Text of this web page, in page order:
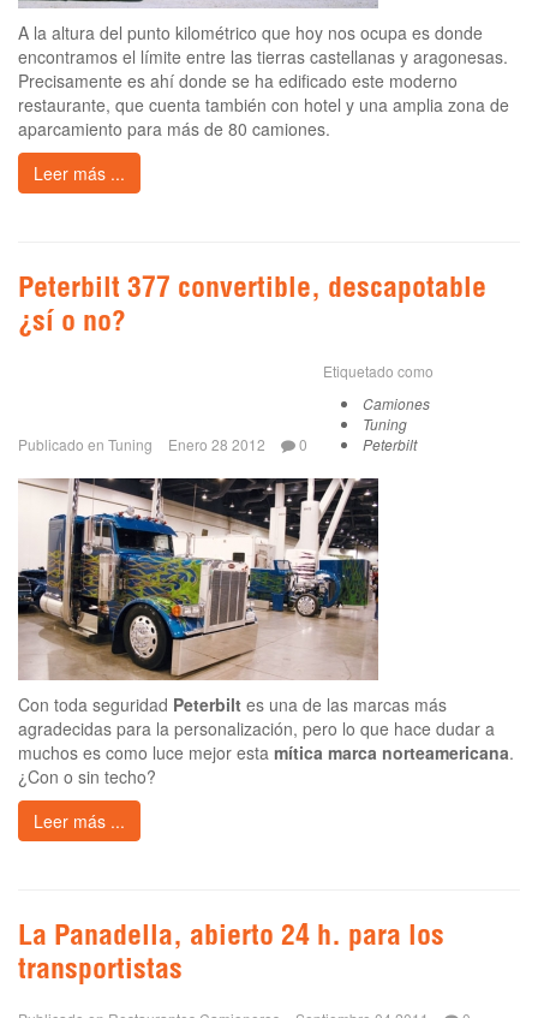
A la altura del punto kilométrico que hoy nos ocupa es donde
encontramos el límite entre las tierras castellanas y aragonesas.
Precisamente es ahí donde se ha edificado este moderno
restaurante, que cuenta también con hotel y una amplia zona de
aparcamiento para más de 80 camiones.
Leer más ...
Peterbilt 377 convertible, descapotable
¿sí o no?
Publicado en Tuning Enero 28 2012 0
Etiquetado como
Camiones
Tuning
Peterbilt
Con toda seguridad Peterbilt es una de las marcas más
agradecidas para la personalización, pero lo que hace dudar a
muchos es como luce mejor esta mítica marca norteamericana.
¿Con o sin techo?
Leer más ...
La Panadella, abierto 24 h. para los
transportistas